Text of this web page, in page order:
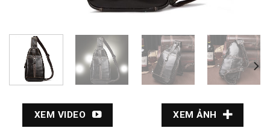
XEM VIDEO XEM ẢNH